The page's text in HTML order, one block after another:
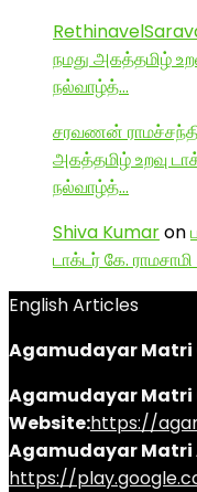
நமது அகத்தமிழ்
நல்வாழ்த்…
சரவணன்
அகத்தமிழ் உறவு
நல்வாழ்த்…
Shiva Kumaron
டாக்டர் கே.
English Articles
Agamudayar Matri
Agamudayar
Website:https://
Agamudayar
https://